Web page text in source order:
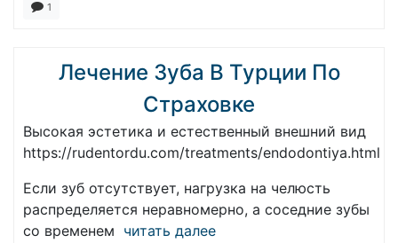
1
Лечение Зуба В Турции По
Страховке
Высокая эстетика и естественный внешний вид
https://rudentordu.com/treatments/endodontiya.html
Если зуб отсутствует, нагрузка на челюсть
распределяется неравномерно, а соседние зубы
со временем читать далее